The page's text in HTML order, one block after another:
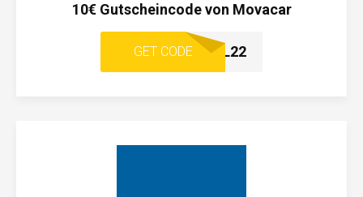
10€ Gutscheincode von Movacar
GET CODE DEAL22